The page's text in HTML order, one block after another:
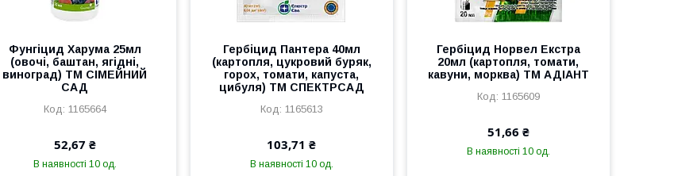
Фунгіцид Харума 25мл
(овочі, баштан, ягідні,
виноград) ТМ СІМЕЙНИЙ
САД
1165664
52,67 ₴
В наявності 10 од.
Гербіцид Пантера 40мл
(картопля, цукровий буряк,
горох, томати, капуста,
цибуля) ТМ СПЕКТРСАД
1165613
103,71 ₴
В наявності 10 од.
Гербіцид Норвел Екстра
20мл (картопля, томати,
кавуни, морква) ТМ АДІАНТ
1165609
51,66 ₴
В наявності 10 од.